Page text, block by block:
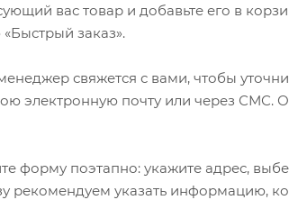
вас товар и добавьте его в
заказ».
свяжется с вами, чтобы
электронную почту или через СМС.
форму поэтапно: укажите адрес,
рекомендуем указать информацию,